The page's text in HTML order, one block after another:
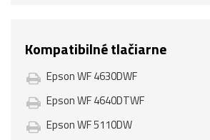
Kompatibilné tlačiarne
Epson WF 4630DWF
Epson WF 4640DTWF
Epson WF 5110DW